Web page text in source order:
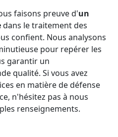
faisons preuve d'un
dans le traitement des
confient. Nous analysons
pour repérer les
garantir un
qualité. Si vous avez
en matière de défense
n'hésitez pas à nous
renseignements.